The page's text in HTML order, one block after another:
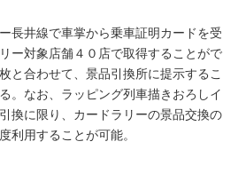
長井線で車掌から乗車証明カードを受
ー対象店舗４０店で取得することがで
と合わせて、景品引換所に提示するこ
。なお、ラッピング列車描きおろしイ
換に限り、カードラリーの景品交換の
利用することが可能。